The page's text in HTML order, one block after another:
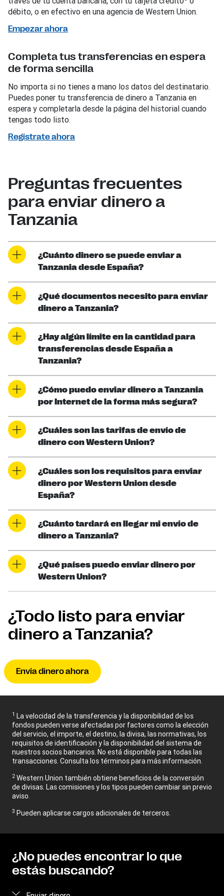
débito, o en efectivo en una agencia de Western Union.
Empezar ahora
Completa tus transferencias en espera
de forma sencilla
No importa si no tienes a mano los datos del destinatario.
Puedes poner tu transferencia de dinero a Tanzania en
espera y completarla desde la página del historial cuando
tengas todo listo.
Regístrate ahora
Preguntas frecuentes
para enviar dinero a
Tanzania
¿Cuánto dinero se puede enviar a
Tanzania desde España?
¿Qué documentos necesito para enviar
dinero a Tanzania?
¿Hay algún límite en la cantidad para
transferencias desde España a
Tanzania?
¿Cómo puedo enviar dinero a Tanzania
por Internet de la forma más segura?
¿Cuáles son las tarifas de envío de
dinero con Western Union?
¿Cuáles son los requisitos para enviar
dinero por Western Union desde
España?
¿Cuánto tardará en llegar mi envío de
dinero a Tanzania?
¿Qué países puedo enviar dinero por
Western Union?
¿Todo listo para enviar
dinero a Tanzania?
Envía dinero ahora
1 La velocidad de la transferencia y la disponibilidad de los
fondos pueden verse afectadas por factores como la elección
del servicio, el importe, el destino, la divisa, las normativas, los
requisitos de identificación y la disponibilidad del sistema de
nuestros socios bancarios. No está disponible para todas las
transacciones. Consulta los términos para más información.
2 Western Union también obtiene beneficios de la conversión
de divisas. Las comisiones y los tipos pueden cambiar sin previo
aviso.
3 Pueden aplicarse cargos adicionales de terceros.
¿No puedes encontrar lo que
estás buscando?